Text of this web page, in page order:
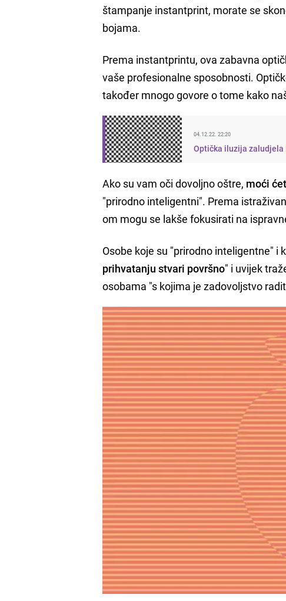
štampanje instantprint, morate se
bojama.
Prema instantprintu, ova zabavna
vaše profesionalne sposobnosti.
također mnogo govore o tome kako
04.12.22. 22:20
Optička iluzija
Ako su vam oči dovoljno oštre, moći
"prirodno inteligentni". Prema
om mogu se lakše fokusirati na
Osobe koje su "prirodno inteligentne"
prihvatanju stvari površno" i uvijek
osobama "s kojima je zadovoljstvo